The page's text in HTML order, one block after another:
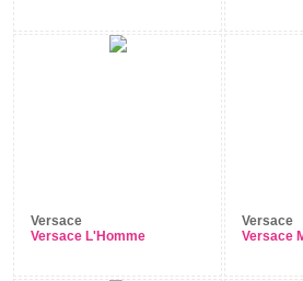
Versace
Versace L'Homme
Versace
Versace